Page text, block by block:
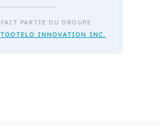
FAIT PARTIE DU GROUPE
TOOTELO INNOVATION INC.